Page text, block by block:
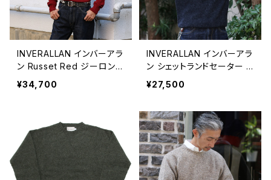
INVERALLAN インバーアラ
ン Russet Red ジーロンラ
ムズウール タートルネック
セーター
¥34,700
INVERALLAN インバーアラ
ン シェットランドセーター C
HARCOAL(チャコール)
¥27,500